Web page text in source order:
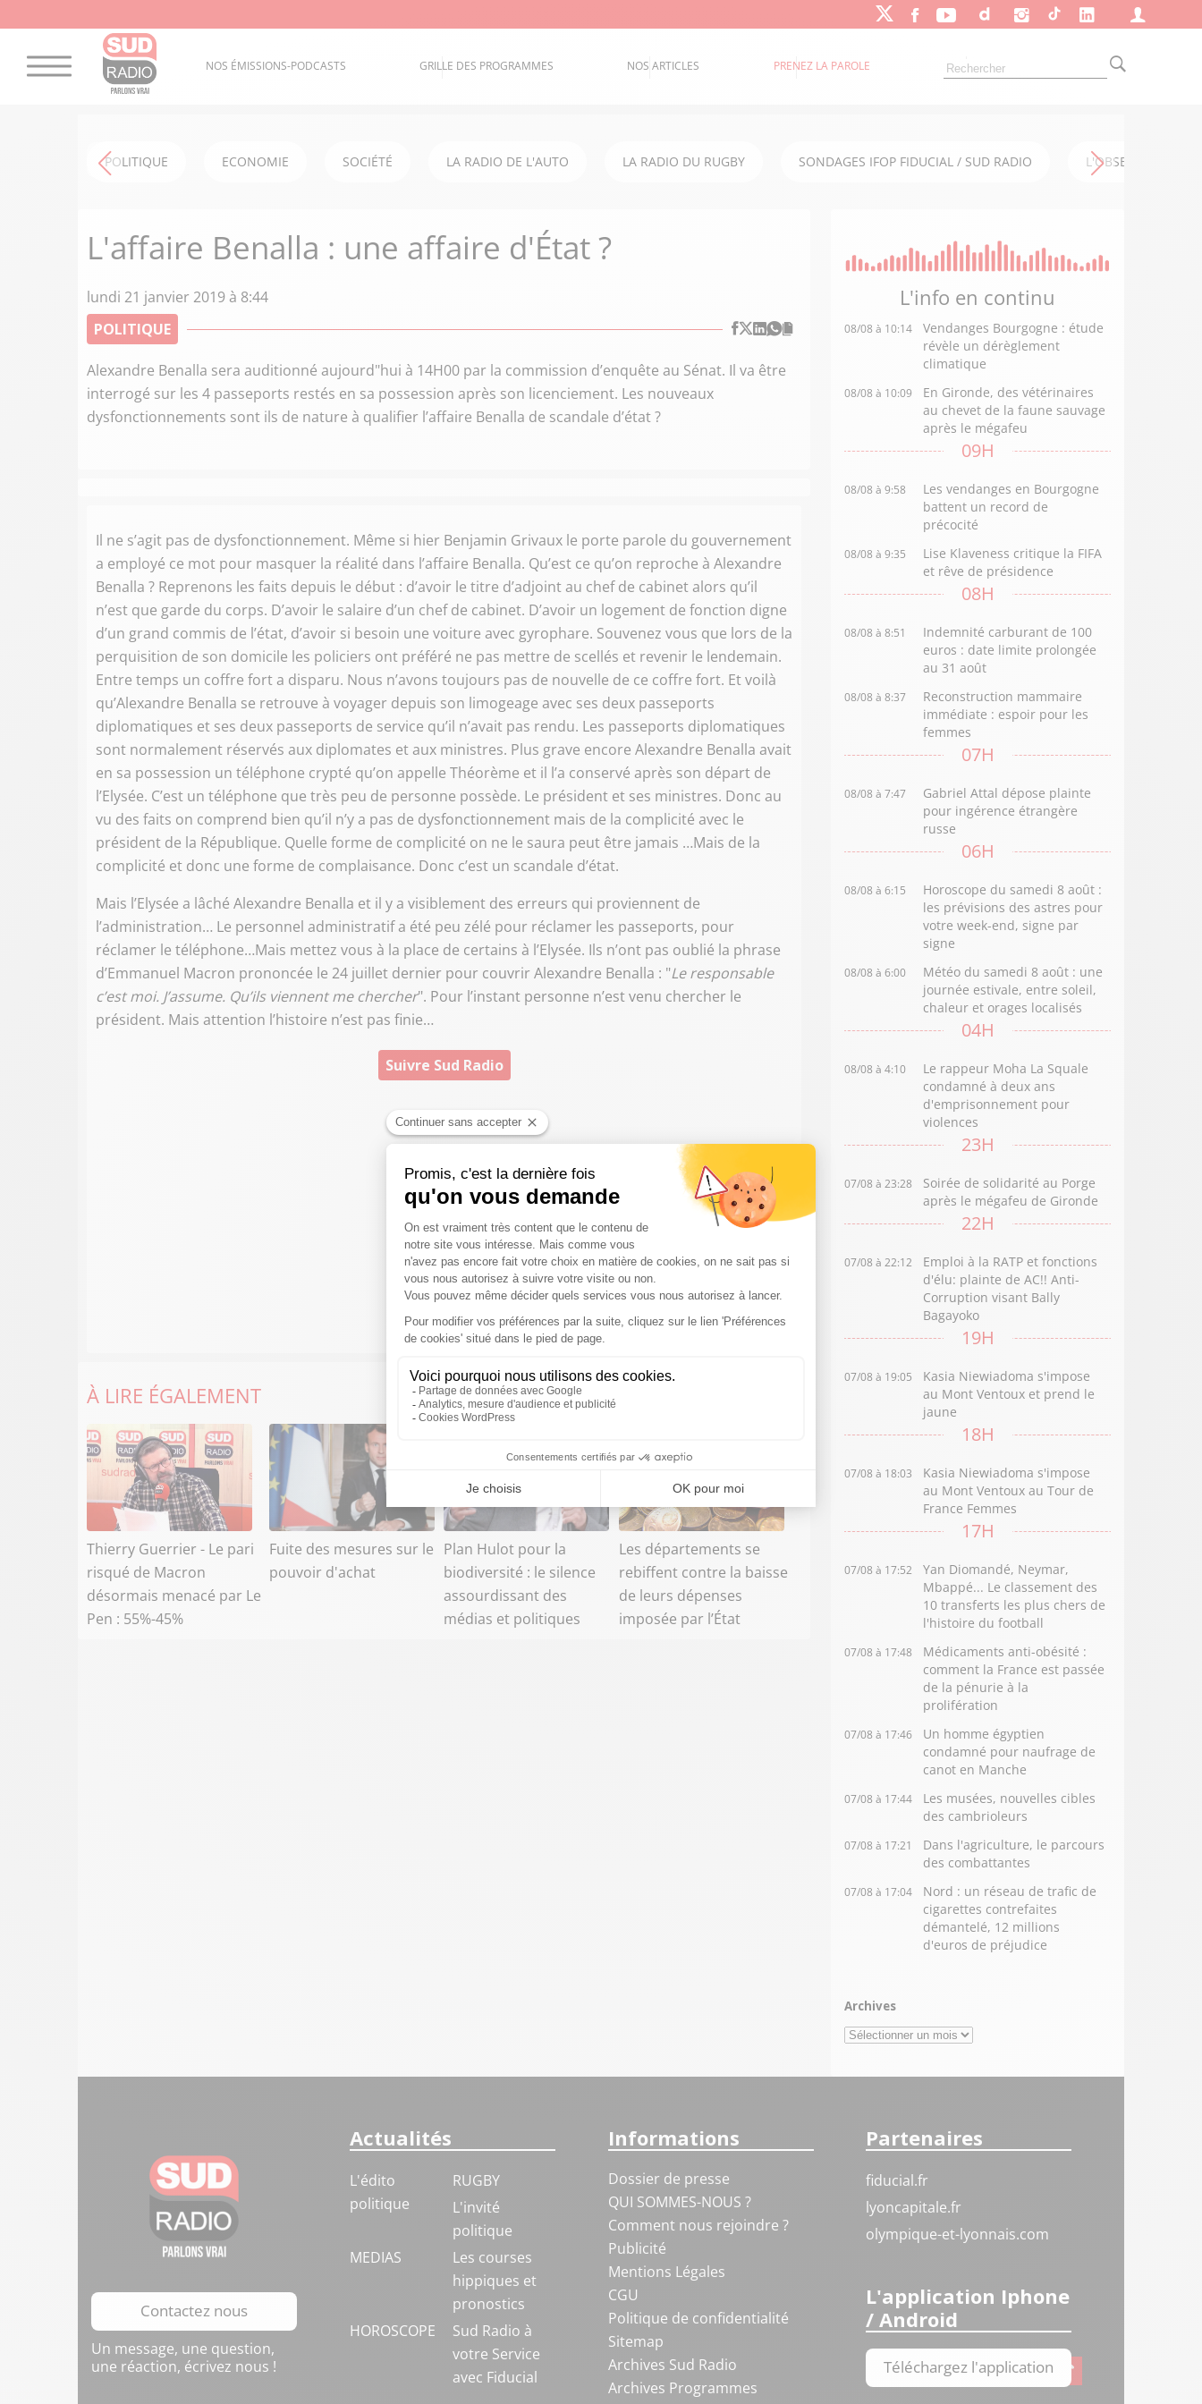
NOS ÉMISSIONS-PODCASTS GRILLE DES PROGRAMMES NOS ARTICLES PRENEZ LA PAROLE
POLITIQUE ECONOMIE SOCIÉTÉ LA RADIO DE L'AUTO LA RADIO DU RUGBY SONDAGES IFOP FIDUCIAL / SUD RADIO L'OBSERVATOIRE
L'affaire Benalla : une affaire d'État ?
lundi 21 janvier 2019 à 8:44
POLITIQUE
Alexandre Benalla sera auditionné aujourd"hui à 14H00 par la commission d’enquête au Sénat. Il va être
interrogé sur les 4 passeports restés en sa possession après son licenciement. Les nouveaux
dysfonctionnements sont ils de nature à qualifier l’affaire Benalla de scandale d’état ?
Il ne s’agit pas de dysfonctionnement. Même si hier Benjamin Grivaux le porte parole du gouvernement
a employé ce mot pour masquer la réalité dans l’affaire Benalla. Qu’est ce qu’on reproche à Alexandre
Benalla ? Reprenons les faits depuis le début : d’avoir le titre d’adjoint au chef de cabinet alors qu’il
n’est que garde du corps. D’avoir le salaire d’un chef de cabinet. D’avoir un logement de fonction digne
d’un grand commis de l’état, d’avoir si besoin une voiture avec gyrophare. Souvenez vous que lors de la
perquisition de son domicile les policiers ont préféré ne pas mettre de scellés et revenir le lendemain.
Entre temps un coffre fort a disparu. Nous n’avons toujours pas de nouvelle de ce coffre fort. Et voilà
qu’Alexandre Benalla se retrouve à voyager depuis son limogeage avec ses deux passeports
diplomatiques et ses deux passeports de service qu’il n’avait pas rendu. Les passeports diplomatiques
sont normalement réservés aux diplomates et aux ministres. Plus grave encore Alexandre Benalla avait
en sa possession un téléphone crypté qu’on appelle Théorème et il l’a conservé après son départ de
l’Elysée. C’est un téléphone que très peu de personne possède. Le président et ses ministres. Donc au
vu des faits on comprend bien qu’il n’y a pas de dysfonctionnement mais de la complicité avec le
président de la République. Quelle forme de complicité on ne le saura peut être jamais …Mais de la
complicité et donc une forme de complaisance. Donc c’est un scandale d’état.
Mais l’Elysée a lâché Alexandre Benalla et il y a visiblement des erreurs qui proviennent de
l’administration… Le personnel administratif a été peu zélé pour réclamer les passeports, pour
réclamer le téléphone…Mais mettez vous à la place de certains à l’Elysée. Ils n’ont pas oublié la phrase
d’Emmanuel Macron prononcée le 24 juillet dernier pour couvrir Alexandre Benalla : "Le responsable
c’est moi. J’assume. Qu’ils viennent me chercher". Pour l’instant personne n’est venu chercher le
président. Mais attention l’histoire n’est pas finie…
Suivre Sud Radio
À LIRE ÉGALEMENT
Thierry Guerrier - Le pari
risqué de Macron
désormais menacé par Le
Pen : 55%-45%
Fuite des mesures sur le
pouvoir d'achat
Plan Hulot pour la
biodiversité : le silence
assourdissant des
médias et politiques
Les départements se
rebiffent contre la baisse
de leurs dépenses
imposée par l’État
L'info en continu
08/08 à 10:14
Vendanges Bourgogne : étude
révèle un dérèglement
climatique
08/08 à 10:09
En Gironde, des vétérinaires
au chevet de la faune sauvage
après le mégafeu
09H
08/08 à 9:58
Les vendanges en Bourgogne
battent un record de
précocité
08/08 à 9:35
Lise Klaveness critique la FIFA
et rêve de présidence
08H
08/08 à 8:51
Indemnité carburant de 100
euros : date limite prolongée
au 31 août
08/08 à 8:37
Reconstruction mammaire
immédiate : espoir pour les
femmes
07H
08/08 à 7:47
Gabriel Attal dépose plainte
pour ingérence étrangère
russe
06H
08/08 à 6:15
Horoscope du samedi 8 août :
les prévisions des astres pour
votre week-end, signe par
signe
08/08 à 6:00
Météo du samedi 8 août : une
journée estivale, entre soleil,
chaleur et orages localisés
04H
08/08 à 4:10
Le rappeur Moha La Squale
condamné à deux ans
d'emprisonnement pour
violences
23H
07/08 à 23:28
Soirée de solidarité au Porge
après le mégafeu de Gironde
22H
07/08 à 22:12
Emploi à la RATP et fonctions
d'élu: plainte de AC!! Anti-
Corruption visant Bally
Bagayoko
19H
07/08 à 19:05
Kasia Niewiadoma s'impose
au Mont Ventoux et prend le
jaune
18H
07/08 à 18:03
Kasia Niewiadoma s'impose
au Mont Ventoux au Tour de
France Femmes
17H
07/08 à 17:52
Yan Diomandé, Neymar,
Mbappé... Le classement des
10 transferts les plus chers de
l'histoire du football
07/08 à 17:48
Médicaments anti-obésité :
comment la France est passée
de la pénurie à la
prolifération
07/08 à 17:46
Un homme égyptien
condamné pour naufrage de
canot en Manche
07/08 à 17:44
Les musées, nouvelles cibles
des cambrioleurs
07/08 à 17:21
Dans l'agriculture, le parcours
des combattantes
07/08 à 17:04
Nord : un réseau de trafic de
cigarettes contrefaites
démantelé, 12 millions
d'euros de préjudice
Archives
Archives
Contactez nous
Un message, une question,
une réaction, écrivez nous !
Actualités
L'édito
politique
RUGBY
L'invité
politique
MEDIAS
Les courses
hippiques et
pronostics
HOROSCOPE
Sud Radio à
votre Service
avec Fiducial
Informations
Dossier de presse
QUI SOMMES-NOUS ?
Comment nous rejoindre ?
Publicité
Mentions Légales
CGU
Politique de confidentialité
Sitemap
Archives Sud Radio
Archives Programmes
Partenaires
fiducial.fr
lyoncapitale.fr
olympique-et-lyonnais.com
L'application Iphone
/ Android
Téléchargez l'application